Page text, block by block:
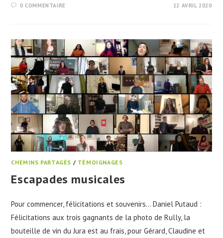
0 COMMENTAIRE 12 AVRIL 2020
CHEMINS PARTAGÉS / TÉMOIGNAGES
Escapades musicales
Pour commencer, félicitations et souvenirs… Daniel Putaud :
Félicitations aux trois gagnants de la photo de Rully, la
bouteille de vin du Jura est au frais, pour Gérard, Claudine et